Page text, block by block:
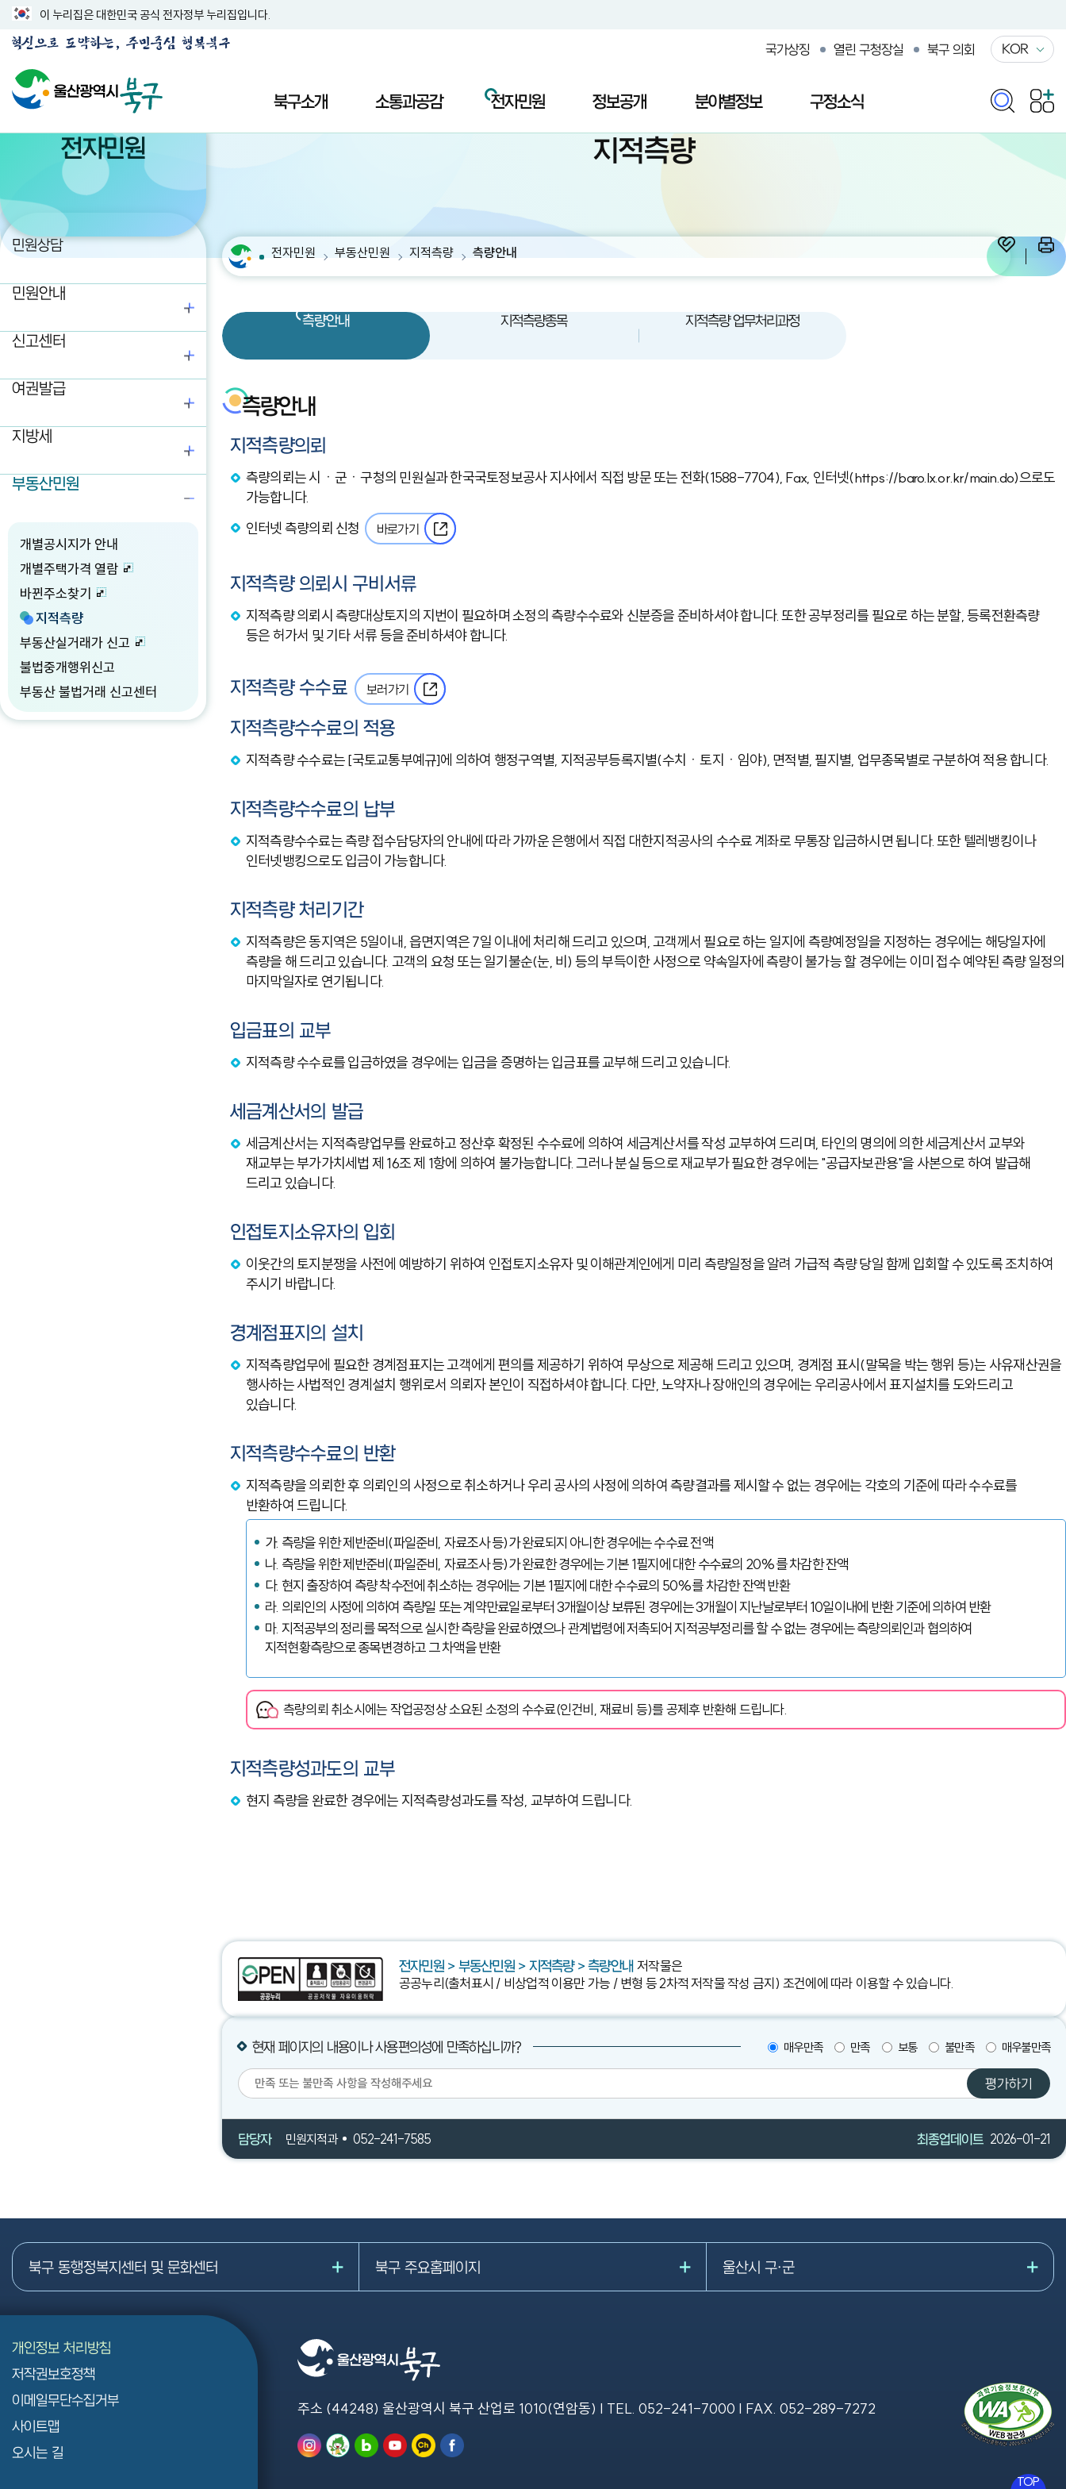
이 누리집은 대한민국 공식 전자정부 누리집입니다.
국가상징 열린 구청장실 북구 의회 KOR
북구소개 소통과공감 전자민원 정보공개 분야별정보 구정소식
전자민원
민원상담
민원안내
신고센터
여권발급
지방세
부동산민원
개별공시지가 안내
개별주택가격 열람
바뀐주소찾기
지적측량
부동산실거래가 신고
불법중개행위신고
부동산 불법거래 신고센터
전자민원 부동산민원 지적측량 측량안내
지적측량
측량안내 지적측량종목 지적측량 업무처리과정
측량안내
지적측량의뢰
측량의뢰는 시ㆍ군ㆍ구청의 민원실과 한국국토정보공사 지사에서 직접 방문 또는 전화(1588-7704), Fax, 인터넷(https://baro.lx.or.kr/main.do)으로도
가능합니다.
인터넷 측량의뢰 신청
바로가기
지적측량 의뢰시 구비서류
지적측량 의뢰시 측량대상토지의 지번이 필요하며 소정의 측량수수료와 신분증을 준비하셔야 합니다. 또한 공부정리를 필요로 하는 분할, 등록전환측량
등은 허가서 및 기타 서류 등을 준비하셔야 합니다.
지적측량 수수료 보러가기
지적측량수수료의 적용
지적측량 수수료는 [국토교통부예규]에 의하여 행정구역별, 지적공부등록지별(수치ㆍ토지ㆍ임야), 면적별, 필지별, 업무종목별로 구분하여 적용 합니다.
지적측량수수료의 납부
지적측량수수료는 측량 접수담당자의 안내에 따라 가까운 은행에서 직접 대한지적공사의 수수료 계좌로 무통장 입금하시면 됩니다. 또한 텔레뱅킹이나
인터넷뱅킹으로도 입금이 가능합니다.
지적측량 처리기간
지적측량은 동지역은 5일이내, 읍면지역은 7일 이내에 처리해 드리고 있으며, 고객께서 필요로 하는 일지에 측량예정일을 지정하는 경우에는 해당일자에
측량을 해 드리고 있습니다. 고객의 요청 또는 일기불순(눈, 비) 등의 부득이한 사정으로 약속일자에 측량이 불가능 할 경우에는 이미 접수 예약된 측량 일정의
마지막일자로 연기됩니다.
입금표의 교부
지적측량 수수료를 입금하였을 경우에는 입금을 증명하는 입금표를 교부해 드리고 있습니다.
세금계산서의 발급
세금계산서는 지적측량업무를 완료하고 정산후 확정된 수수료에 의하여 세금계산서를 작성 교부하여 드리며, 타인의 명의에 의한 세금계산서 교부와
재교부는 부가가치세법 제 16조 제 1항에 의하여 불가능합니다. 그러나 분실 등으로 재교부가 필요한 경우에는 "공급자보관용"을 사본으로 하여 발급해
드리고 있습니다.
인접토지소유자의 입회
이웃간의 토지분쟁을 사전에 예방하기 위하여 인접토지소유자 및 이해관계인에게 미리 측량일정을 알려 가급적 측량 당일 함께 입회할 수 있도록 조치하여
주시기 바랍니다.
경계점표지의 설치
지적측량업무에 필요한 경계점표지는 고객에게 편의를 제공하기 위하여 무상으로 제공해 드리고 있으며, 경계점 표시(말목을 박는 행위 등)는 사유재산권을
행사하는 사법적인 경계설치 행위로서 의뢰자 본인이 직접하셔야 합니다. 다만, 노약자나 장애인의 경우에는 우리공사에서 표지설치를 도와드리고
있습니다.
지적측량수수료의 반환
지적측량을 의뢰한 후 의뢰인의 사정으로 취소하거나 우리 공사의 사정에 의하여 측량결과를 제시할 수 없는 경우에는 각호의 기준에 따라 수수료를
반환하여 드립니다.
가. 측량을 위한 제반준비(파일준비, 자료조사 등)가 완료되지 아니한 경우에는 수수료 전액
나. 측량을 위한 제반준비(파일준비, 자료조사 등)가 완료한 경우에는 기본 1필지에 대한 수수료의 20%를 차감한 잔액
다. 현지 출장하여 측량 착수전에 취소하는 경우에는 기본 1필지에 대한 수수료의 50%를 차감한 잔액 반환
라. 의뢰인의 사정에 의하여 측량일 또는 계약만료일로부터 3개월이상 보류된 경우에는 3개월이 지난날로부터 10일이내에 반환 기준에 의하여 반환
마. 지적공부의 정리를 목적으로 실시한 측량을 완료하였으나 관계법령에 저촉되어 지적공부정리를 할 수 없는 경우에는 측량의뢰인과 협의하여
지적현황측량으로 종목변경하고 그 차액을 반환
측량의뢰 취소시에는 작업공정상 소요된 소정의 수수료(인건비, 재료비 등)를 공제후 반환해 드립니다.
지적측량성과도의 교부
현지 측량을 완료한 경우에는 지적측량성과도를 작성, 교부하여 드립니다.
전자민원 > 부동산민원 > 지적측량 > 측량안내 저작물은
공공누리(출처표시 / 비상업적 이용만 가능 / 변형 등 2차적 저작물 작성 금지) 조건에에 따라 이용할 수 있습니다.
현재 페이지의 내용이나 사용편의성에 만족하십니까? 매우만족 만족 보통 불만족 매우불만족
평가하기
담당자 민원지적과 052-241-7585 최종업데이트 2026-01-21
TOP
북구 동행정복지센터 및 문화센터 북구 주요홈페이지 울산시 구·군
개인정보 처리방침
저작권보호정책
이메일무단수집거부
사이트맵
오시는 길
주소 (44248) 울산광역시 북구 산업로 1010(연암동) | TEL. 052-241-7000 | FAX. 052-289-7272